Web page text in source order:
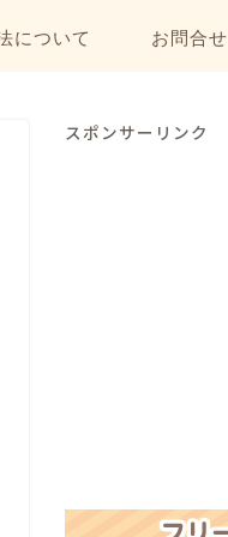
について お問合せ
スポンサーリンク